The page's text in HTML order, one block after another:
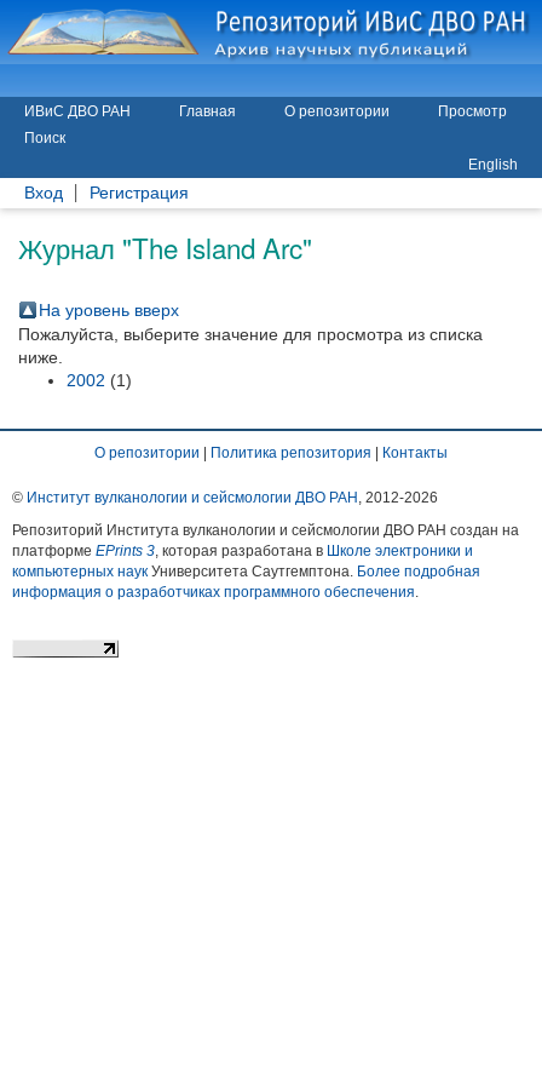
ИВиС ДВО РАН Главная О репозитории
Просмотр
Поиск
English
Вход Регистрация
Журнал "The Island Arc"
На уровень вверх
Пожалуйста, выберите значение для просмотра из списка
ниже.
2002 (1)
О репозитории Политика репозитория Контакты
© Институт вулканологии и сейсмологии ДВО РАН , 2012-2026
Репозиторий Института вулканологии и сейсмологии ДВО РАН создан на
платформе EPrints 3, которая разработана в Школе электроники и
компьютерных наук Университета Саутгемптона. Более подробная
информация о разработчиках программного обеспечения.